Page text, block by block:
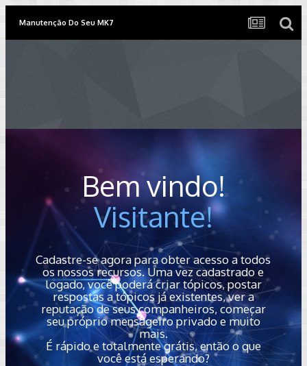
Manutenção Do Seu MK7
Bem vindo!
Visitante!
Cadastre-se agora para obter acesso a todos
os nossos recursos. Uma vez cadastrado e
logado, você poderá criar tópicos, postar
respostas a tópicos já existentes, ver a
reputação de seus companheiros, começar
seu próprio mensageiro privado e muito
mais.
É rápido e totalmente grátis, então o que
você está esperando?